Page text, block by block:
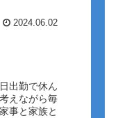
2024.06.02
出勤で休ん
えながら毎
事と家族と